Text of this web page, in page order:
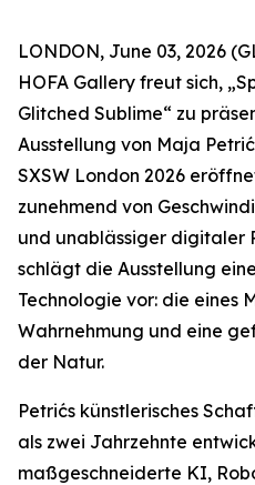
LONDON, June 03, 2026
HOFA Gallery freut sich,
Glitched Sublime“ zu
Ausstellung von Maja
SXSW London 2026
zunehmend von
und unablässiger digitaler
schlägt die Ausstellung
Technologie vor: die eines
Wahrnehmung und eine
der Natur.
Petrićs künstlerisches
als zwei Jahrzehnte
maßgeschneiderte KI,